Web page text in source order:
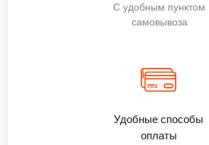
Удобные способы
оплаты
С удобным пунктом
самовывоза